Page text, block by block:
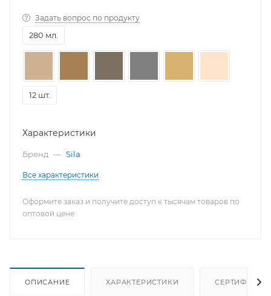
Задать вопрос по продукту
280 мл.
12 шт.
Характеристики
Бренд — Sila
Все характеристики
Оформите заказ и получите доступ к тысячам товаров по
оптовой цене
ОПИСАНИЕ ХАРАКТЕРИСТИКИ